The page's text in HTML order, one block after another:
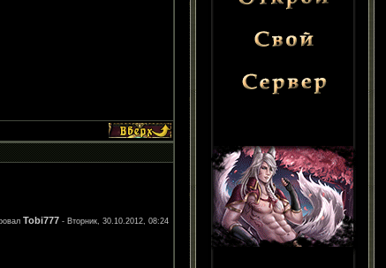
Tobi777 - Вторник, 30.10.2012, 08:24